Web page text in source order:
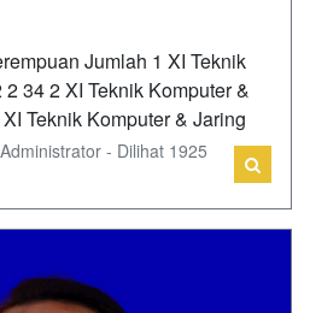
Jumlah 1 XI Teknik
34 2 XI Teknik Komputer &
Teknik Komputer & Jaring
- Dilihat 1925